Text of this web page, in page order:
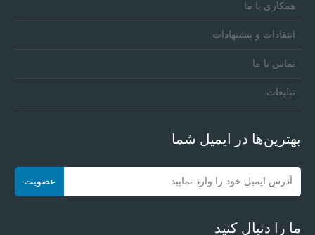
همکاری با ما
انتقادات و پیشنهادات
تماس با ما
تبلیغات
بهترین‌ها در ایمیل شما
ما را دنبال کنید